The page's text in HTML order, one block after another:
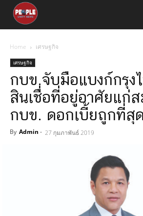
Home เศรษฐกิจ
เศรษฐกิจ
กบข.จับมือแบงก์กรุง
สินเชื่อที่อยู่อาศัยแก่
กบข. ดอกเบี้ยถูกที่สุ
By Admin - 27 กุมภาพันธ์ 2019